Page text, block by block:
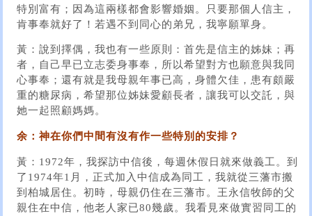
特別富有；因為這兩樣都會影響婚姻。只要那個人信主，
肯事奉就好了！若遇不到同心的弟兄，我寧願單身。
黃：說到擇偶，我也有一些原則：首先是信主的姊妹；再
者，自己早已立志委身事奉，所以希望對方也願意與我同
心事奉；還有就是我母親年事已高，身體欠佳，患有頗嚴
重的糖尿病，希望那位姊妹愛顧長者，讓我可以交託，與
她一起照顧媽媽。
余：神在你們中間有沒有作一些特別的安排？
黃：1972年，我探訪中信後，每週休假日就來做義工。到
了1974年1月，正式加入中信成為同工，我就從三藩市搬
到柏城居住。初時，母親仍住在三藩市。王永信牧師的父
親住在中信，他老人家已80幾歲。我看見來做實習同工的